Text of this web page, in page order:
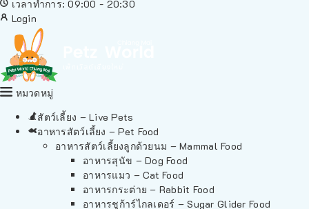
เวลาทำการ: 09:00 - 20:30
Login
หมวดหมู่
สัตว์เลี้ยง – Live Pets
อาหารสัตว์เลี้ยง – Pet Food
อาหารสัตว์เลี้ยงลูกด้วยนม – Mammal Food
อาหารสุนัข – Dog Food
อาหารแมว – Cat Food
อาหารกระต่าย – Rabbit Food
อาหารชูก้าร์ไกลเดอร์ – Sugar Glider Food